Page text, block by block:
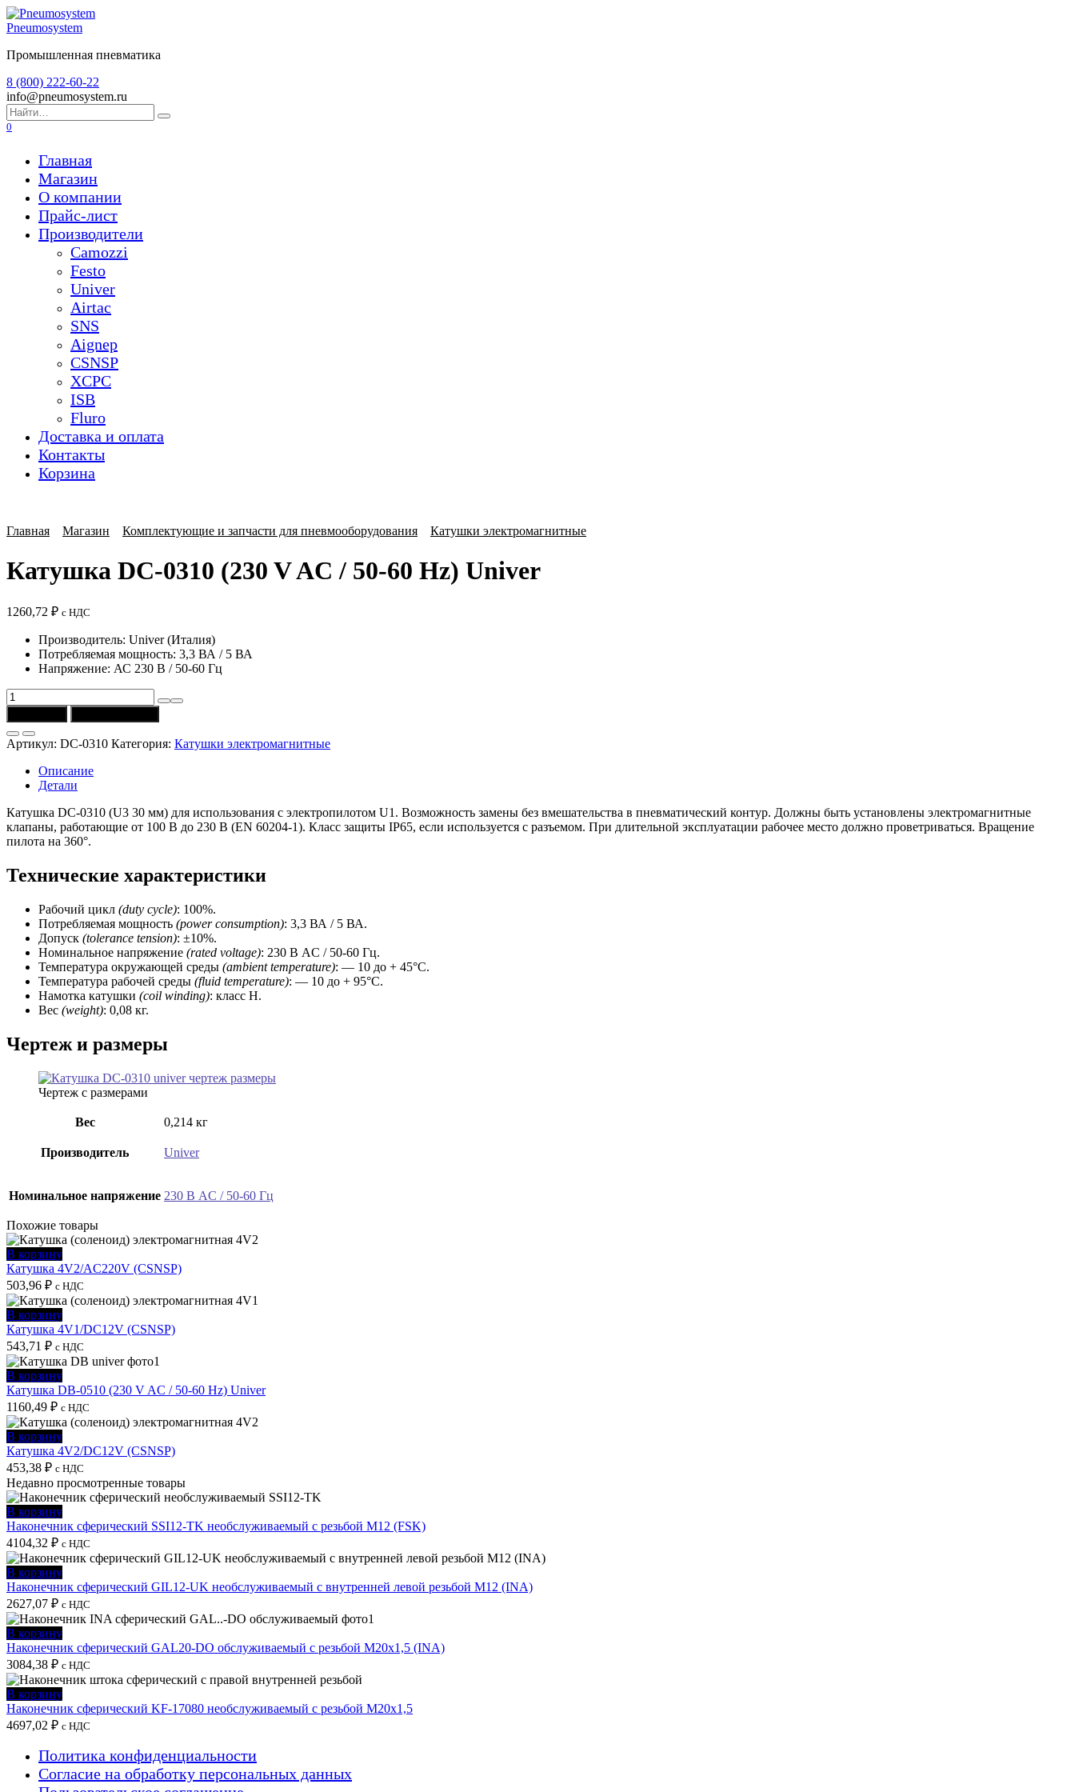
Перейти
к
Pneumosystem
Промышленная пневматика
8 (800) 222-60-22
info@pneumosystem.ru
Search
for:
0
Главная
Магазин
О компании
Прайс-лист
Производители
Camozzi
Festo
Univer
Airtac
SNS
Aignep
CSNSP
XCPC
ISB
Fluro
Доставка и оплата
Контакты
Корзина
Главная Магазин Комплектующие и запчасти для пневмооборудования Катушки электромагнитные
Катушка DC-0310 (230 V AC / 50-60 Hz) Univer
1260,72 ₽ с НДС
Производитель: Univer (Италия)
Потребляемая мощность: 3,3 ВА / 5 ВА
Напряжение: АС 230 В / 50-60 Гц
Количество
товара
Катушка
DC-
0310
(230
/
50-
60
Univer
Артикул: DC-0310 Категория: Катушки электромагнитные
Описание
Детали
Катушка DC-0310 (U3 30 мм) для использования с электропилотом U1. Возможность замены без вмешательства в пневматический контур. Должны быть установлены электромагнитные
клапаны, работающие от 100 В до 230 В (EN 60204-1). Класс защиты IP65, если используется с разъемом. При длительной эксплуатации рабочее место должно проветриваться. Вращение
пилота на 360°.
Технические характеристики
Рабочий цикл (duty cycle): 100%.
Потребляемая мощность (power consumption): 3,3 ВА / 5 ВА.
Допуск (tolerance tension): ±10%.
Номинальное напряжение (rated voltage): 230 В AC / 50-60 Гц.
Температура окружающей среды (ambient temperature): — 10 до + 45°C.
Температура рабочей среды (fluid temperature): — 10 до + 95°C.
Намотка катушки (coil winding): класс H.
Вес (weight): 0,08 кг.
Чертеж и размеры
Чертеж с размерами
Вес 0,214 кг
Производитель Univer
Номинальное напряжение 230 В AC / 50-60 Гц
Похожие товары
В корзину
Катушка 4V2/AC220V (CSNSP)
503,96 ₽ с НДС
В корзину
Катушка 4V1/DC12V (CSNSP)
543,71 ₽ с НДС
В корзину
Катушка DB-0510 (230 V AC / 50-60 Hz) Univer
1160,49 ₽ с НДС
В корзину
Катушка 4V2/DC12V (CSNSP)
453,38 ₽ с НДС
Недавно просмотренные товары
В корзину
Наконечник сферический SSI12-TK необслуживаемый с резьбой M12 (FSK)
4104,32 ₽ с НДС
В корзину
Наконечник сферический GIL12-UK необслуживаемый с внутренней левой резьбой M12 (INA)
2627,07 ₽ с НДС
В корзину
Наконечник сферический GAL20-DO обслуживаемый с резьбой M20x1,5 (INA)
3084,38 ₽ с НДС
В корзину
Наконечник сферический KF-17080 необслуживаемый с резьбой M20x1,5
4697,02 ₽ с НДС
Политика конфиденциальности
Согласие на обработку персональных данных